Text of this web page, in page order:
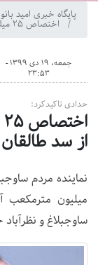
پایگاه خبری امید
اختصاص ٢۵ میلیون متر‌مکعب آب آشامیدنی از سد طالقان به البرز
جمعه، 19 دی 1399 -
23:53
حدادی تاکیدکرد:
از سد طالقان
میلیون متر‌مکعب
ساوجبلاغ و